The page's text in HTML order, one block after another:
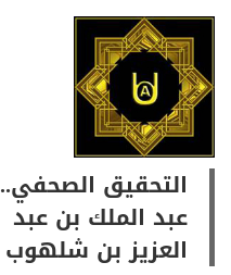
التحقيق الصحفي..
عبد الملك بن عبد
العزيز بن شلهوب